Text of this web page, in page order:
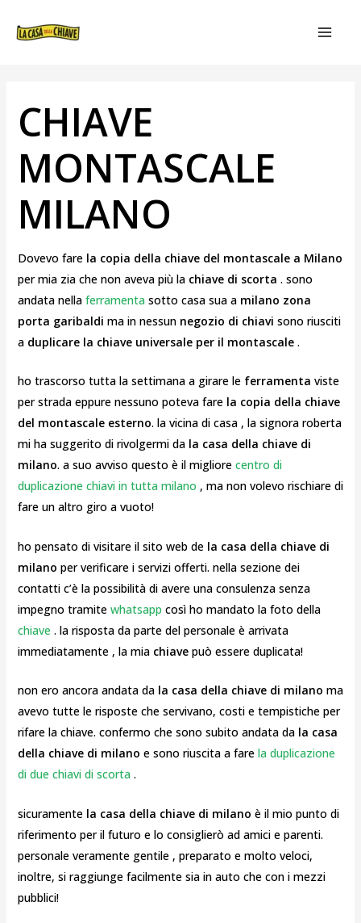
CHIAVE
MONTASCALE
MILANO
Dovevo fare la copia della chiave del montascale a Milano
per mia zia che non aveva più lachiave di scorta . sono
andata nella ferramenta sotto casa sua a milano zona
porta garibaldi ma in nessun negozio di chiavi sono riusciti
a duplicare la chiave universale per il montascale.
ho trascorso tutta la settimana a girare le ferramenta viste
per strada eppure nessuno poteva fare la copia della chiave
del montascale esterno. la vicina di casa , la signora roberta
mi ha suggerito di rivolgermi da la casa della chiave di
milano. a suo avviso questo è il migliore centro di
duplicazione chiavi in tutta milano , ma non volevo rischiare di
fare un altro giro a vuoto!
ho pensato di visitare il sito web de la casa della chiave di
milano per verificare i servizi offerti. nella sezione dei
contatti c’è la possibilità di avere una consulenza senza
impegno tramite whatsapp così ho mandato la foto della
chiave . la risposta da parte del personale è arrivata
immediatamente , la mia chiave può essere duplicata!
non ero ancora andata da la casa della chiave di milano ma
avevo tutte le risposte che servivano, costi e tempistiche per
rifare la chiave. confermo che sono subito andata da la casa
della chiave di milano e sono riuscita a fare la duplicazione
di due chiavi di scorta.
sicuramente la casa della chiave di milano è il mio punto di
riferimento per il futuro e lo consiglierò ad amici e parenti.
personale veramente gentile , preparato e molto veloci,
inoltre, si raggiunge facilmente sia in auto che con i mezzi
pubblici!
ARTICOLI